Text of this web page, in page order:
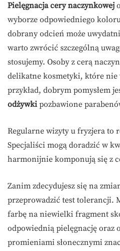
Pielęgnacja cery naczynkowej
wyborze odpowiedniego
dobrany odcień może
warto zwrócić szczególną
stosujemy. Osoby z cerą
delikatne kosmetyki, które nie
przykład, dobrym pomysłem
odżywki pozbawione
Regularne wizyty u fryzjera to
Specjaliści mogą doradzić w
harmonijnie komponują się z
Zanim zdecydujesz się na
przeprowadzić test tolerancji.
farbę na niewielki fragment
odpowiednią pielęgnację oraz
promieniami słonecznymi